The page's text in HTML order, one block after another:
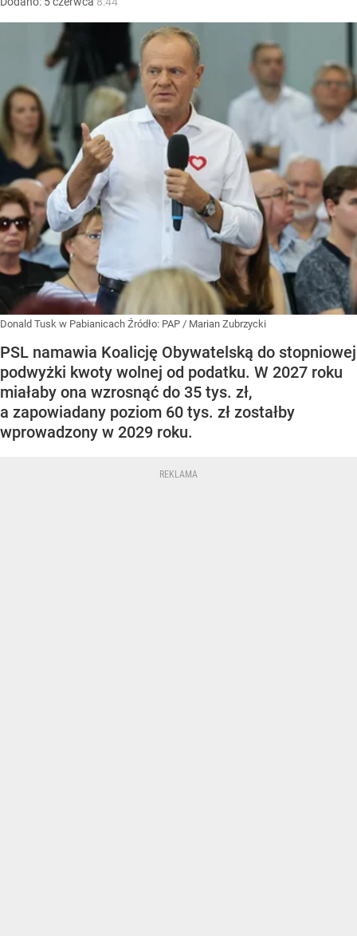
Donald Tusk w Pabianicach Źródło: PAP / Marian Zubrzycki
PSL namawia Koalicję Obywatelską do stopniowej
podwyżki kwoty wolnej od podatku. W 2027 roku
miałaby ona wzrosnąć do 35 tys. zł,
a zapowiadany poziom 60 tys. zł zostałby
wprowadzony w 2029 roku.